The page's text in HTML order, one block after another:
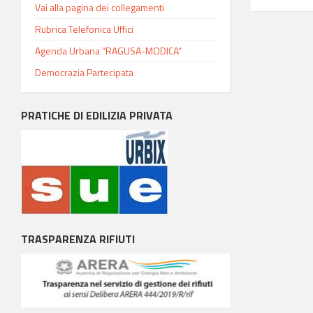
Vai alla pagina dei collegamenti
Rubrica Telefonica Uffici
Agenda Urbana “RAGUSA-MODICA”
Democrazia Partecipata
PRATICHE DI EDILIZIA PRIVATA
TRASPARENZA RIFIUTI